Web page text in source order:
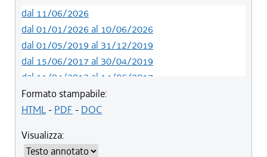
dal 11/06/2026
dal 01/01/2026 al 10/06/2026
dal 01/05/2019 al 31/12/2019
dal 15/06/2017 al 30/04/2019
dal 11/04/2013 al 14/06/2017
dal 29/12/2012 al 10/04/2013
dal 10/11/2011 al 28/12/2012
Formato stampabile:
HTML- PDF - DOC
Visualizza: